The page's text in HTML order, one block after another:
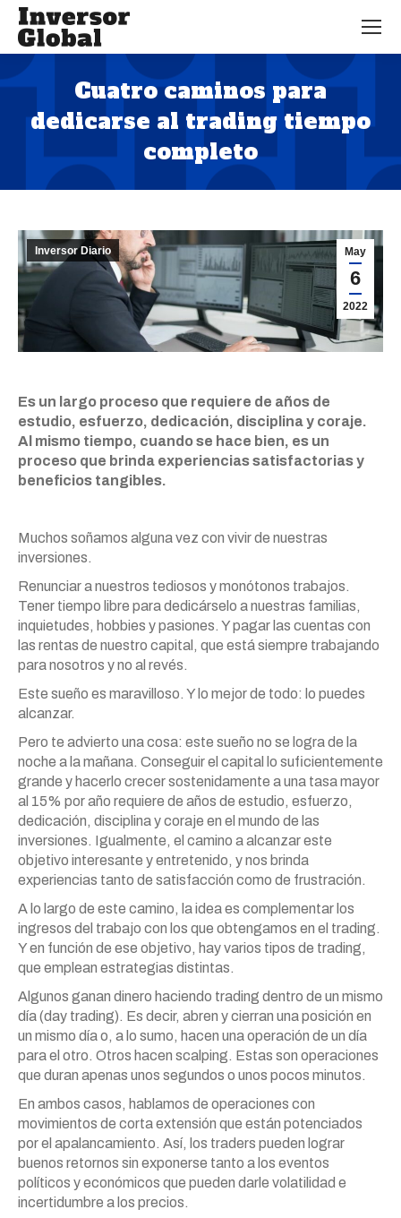
Cuatro caminos para
dedicarse al trading tiempo
completo
Estás aquí:
May
6
2022
Inversor Diario
Es un largo proceso que requiere de años de
estudio, esfuerzo, dedicación, disciplina y coraje.
Al mismo tiempo, cuando se hace bien, es un
proceso que brinda experiencias satisfactorias y
beneficios tangibles.
Muchos soñamos alguna vez con vivir de nuestras
inversiones.
Renunciar a nuestros tediosos y monótonos trabajos.
Tener tiempo libre para dedicárselo a nuestras familias,
inquietudes, hobbies y pasiones. Y pagar las cuentas con
las rentas de nuestro capital, que está siempre trabajando
para nosotros y no al revés.
Este sueño es maravilloso. Y lo mejor de todo: lo puedes
alcanzar.
Pero te advierto una cosa: este sueño no se logra de la
noche a la mañana. Conseguir el capital lo suficientemente
grande y hacerlo crecer sostenidamente a una tasa mayor
al 15% por año requiere de años de estudio, esfuerzo,
dedicación, disciplina y coraje en el mundo de las
inversiones. Igualmente, el camino a alcanzar este
objetivo interesante y entretenido, y nos brinda
experiencias tanto de satisfacción como de frustración.
A lo largo de este camino, la idea es complementar los
ingresos del trabajo con los que obtengamos en el trading.
Y en función de ese objetivo, hay varios tipos de trading,
que emplean estrategias distintas.
Algunos ganan dinero haciendo trading dentro de un mismo
día (day trading). Es decir, abren y cierran una posición en
un mismo día o, a lo sumo, hacen una operación de un día
para el otro. Otros hacen scalping. Estas son operaciones
que duran apenas unos segundos o unos pocos minutos.
En ambos casos, hablamos de operaciones con
movimientos de corta extensión que están potenciados
por el apalancamiento. Así, los traders pueden lograr
buenos retornos sin exponerse tanto a los eventos
políticos y económicos que pueden darle volatilidad e
incertidumbre a los precios.